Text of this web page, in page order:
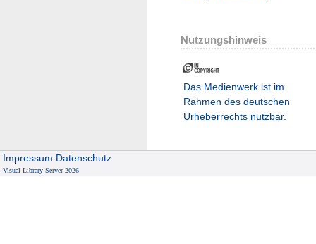
Nutzungshinweis
Das Medienwerk ist im
Rahmen des deutschen
Urheberrechts nutzbar.
Impressum Datenschutz
Visual Library Server 2026